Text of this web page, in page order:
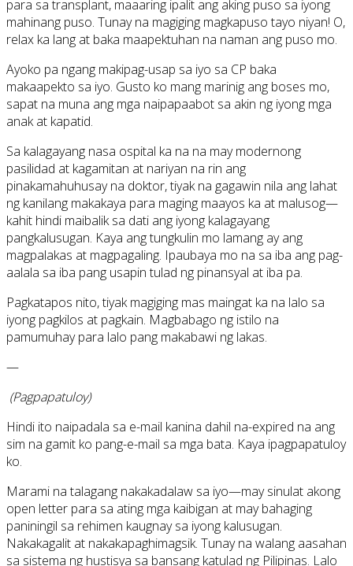
para sa transplant, maaaring ipalit ang aking puso sa iyong
mahinang puso. Tunay na magiging magkapuso tayo niyan! O,
relax ka lang at baka maapektuhan na naman ang puso mo.
Ayoko pa ngang makipag-usap sa iyo sa CP baka
makaapekto sa iyo. Gusto ko mang marinig ang boses mo,
sapat na muna ang mga naipapaabot sa akin ng iyong mga
anak at kapatid.
Sa kalagayang nasa ospital ka na na may modernong
pasilidad at kagamitan at nariyan na rin ang
pinakamahuhusay na doktor, tiyak na gagawin nila ang lahat
ng kanilang makakaya para maging maayos ka at malusog—
kahit hindi maibalik sa dati ang iyong kalagayang
pangkalusugan. Kaya ang tungkulin mo lamang ay ang
magpalakas at magpagaling. Ipaubaya mo na sa iba ang pag-
aalala sa iba pang usapin tulad ng pinansyal at iba pa.
Pagkatapos nito, tiyak magiging mas maingat ka na lalo sa
iyong pagkilos at pagkain. Magbabago ng istilo na
pamumuhay para lalo pang makabawi ng lakas.
—
(Pagpapatuloy)
Hindi ito naipadala sa e-mail kanina dahil na-expired na ang
sim na gamit ko pang-e-mail sa mga bata. Kaya ipagpapatuloy
ko.
Marami na talagang nakakadalaw sa iyo—may sinulat akong
open letter para sa ating mga kaibigan at may bahaging
paniningil sa rehimen kaugnay sa iyong kalusugan.
Nakakagalit at nakakapaghimagsik. Tunay na walang aasahan
sa sistema ng hustisya sa bansang katulad ng Pilipinas. Lalo